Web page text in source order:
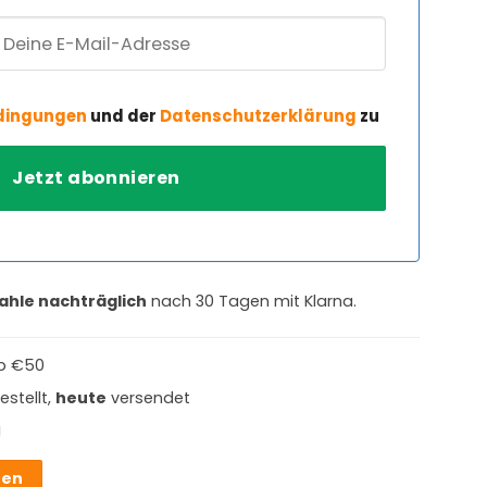
und der Datenschutzerklärung zu
nachträglich nach 30 Tagen mit Klarna.
€50
heute versendet